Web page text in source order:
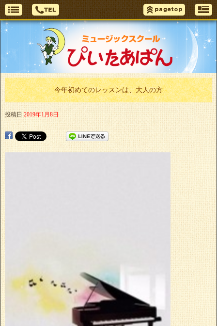
今年初めてのレッスンは、大人の方
投稿日 2019年1月8日